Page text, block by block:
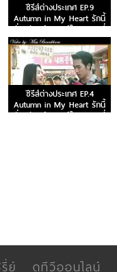
ซีรีส์ต่างประเทศ EP.9
Autumn in My Heart รักนี้
ชั่วนิรันดร์ พากย์ไทย ตอนที่
9
ซีรีส์ต่างประเทศ EP.4
Autumn in My Heart รักนี้
ชั่วนิรันดร์ พากย์ไทย ตอนที่
ย์ ดูทีวีออนไลน์